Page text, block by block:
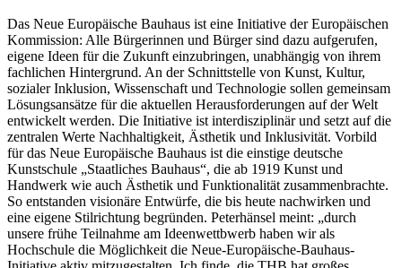
Das Neue Europäische Bauhaus ist eine Initiative der Europäischen
Kommission: Alle Bürgerinnen und Bürger sind dazu aufgerufen,
eigene Ideen für die Zukunft einzubringen, unabhängig von ihrem
fachlichen Hintergrund. An der Schnittstelle von Kunst, Kultur,
sozialer Inklusion, Wissenschaft und Technologie sollen gemeinsam
Lösungsansätze für die aktuellen Herausforderungen auf der Welt
entwickelt werden. Die Initiative ist interdisziplinär und setzt auf die
zentralen Werte Nachhaltigkeit, Ästhetik und Inklusivität. Vorbild
für das Neue Europäische Bauhaus ist die einstige deutsche
Kunstschule „Staatliches Bauhaus“, die ab 1919 Kunst und
Handwerk wie auch Ästhetik und Funktionalität zusammenbrachte.
So entstanden visionäre Entwürfe, die bis heute nachwirken und
eine eigene Stilrichtung begründen. Peterhänsel meint: „durch
unsere frühe Teilnahme am Ideenwettbwerb haben wir als
Hochschule die Möglichkeit die Neue-Europäische-Bauhaus-